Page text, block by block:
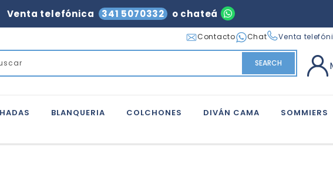
Venta telefónica 341 5070332 o chateá
SEARCH
Contacto Chat Venta
BLANQUERIA COLCHONES DIVÁN CAMA SOMMIERS